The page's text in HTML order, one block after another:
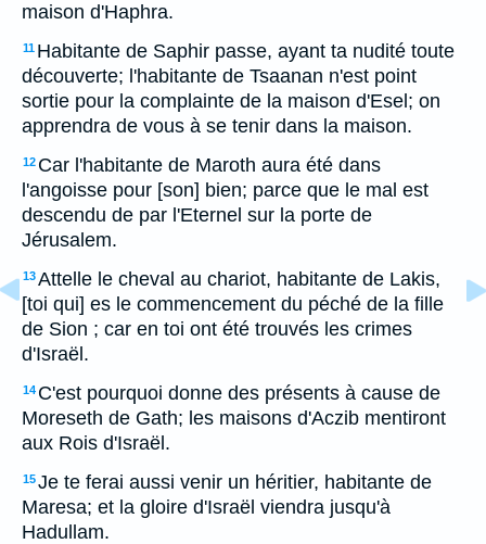
maison d'Haphra.
11 Habitante de Saphir passe, ayant ta nudité toute
découverte; l'habitante de Tsaanan n'est point
sortie pour la complainte de la maison d'Esel; on
apprendra de vous à se tenir dans la maison.
12 Car l'habitante de Maroth aura été dans
l'angoisse pour [son] bien; parce que le mal est
descendu de par l'Eternel sur la porte de
Jérusalem.
13Attelle le cheval au chariot, habitante de Lakis,
[toi qui] es le commencement du péché de la fille
de Sion ; car en toi ont été trouvés les crimes
d'Israël.
14 C'est pourquoi donne des présents à cause de
Moreseth de Gath; les maisons d'Aczib mentiront
aux Rois d'Israël.
15Je te ferai aussi venir un héritier, habitante de
Maresa; et la gloire d'Israël viendra jusqu'à
Hadullam.